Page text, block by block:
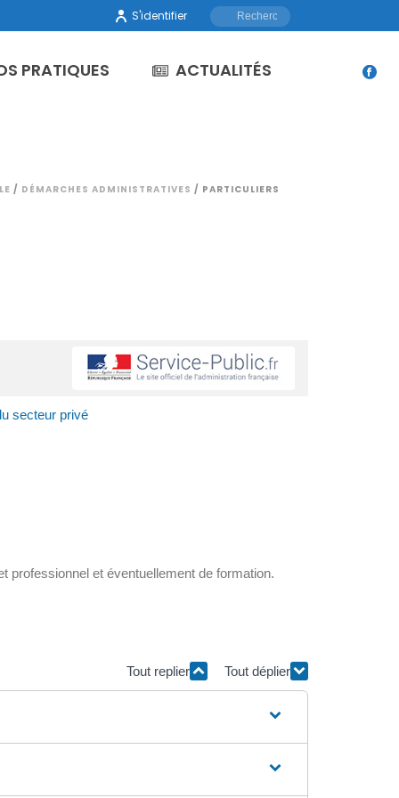
S'identifier
PRATIQUES ACTUALITÉS
/ DÉMARCHES ADMINISTRATIVES / PARTICULIERS
secteur privé
professionnel et éventuellement de formation.
Tout replier Tout déplier